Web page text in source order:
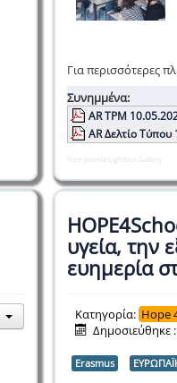
Για περισσότερες
Συνημμένα:
AR TPM
AR Δελτίο
Free Joomla Lightbox Gallery
υγεία, την
ευημερία
Κατηγορία: Hope
Δημοσιεύθηκε
Erasmus